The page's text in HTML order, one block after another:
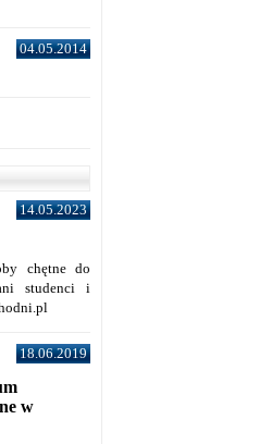
04.05.2014
14.05.2023
chętne do
studenci i
18.06.2019
w